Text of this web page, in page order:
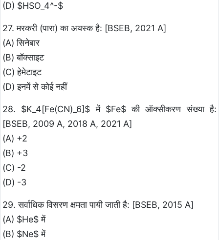
(D) $HSO_4^-$
27. मरकरी (पारा) का अयस्क है: [BSEB, 2021 A]
(A) सिनेबार
(B) बॉक्साइट
(C) हेमेटाइट
(D) इनमें से कोई नहीं
28. $K_4[Fe(CN)_6]$ में $Fe$ की ऑक्सीकरण संख्या है:
[BSEB, 2009 A, 2018 A, 2021 A]
(A) +2
(B) +3
(C) -2
(D) -3
29. सर्वाधिक विसरण क्षमता पायी जाती है: [BSEB, 2015 A]
(A) $He$ में
(B) $Ne$ में